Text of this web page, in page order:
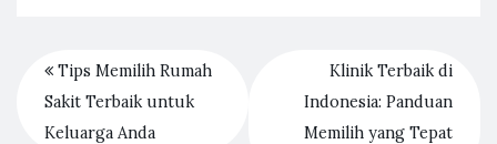
Tips Memilih Rumah
Sakit Terbaik untuk
Keluarga Anda
Klinik Terbaik di
Indonesia: Panduan
Memilih yang Tepat